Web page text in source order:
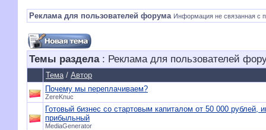
Реклама для пользователей форума Информация не связанная с
Темы раздела: Реклама для пользователей
Тема/ Автор
Почему мы переплачиваем?
ZereKnuc
Готовый бизнес со стартовым капиталом от 50 000 рублей,
прибыльный
MediaGenerator